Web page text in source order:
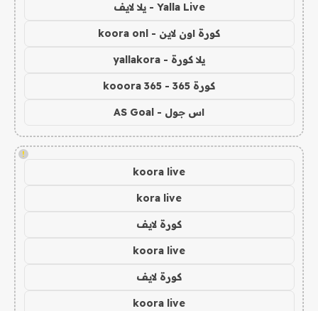
Yalla Live - يلا لايف
كورة اون لاين - koora onl
يلا كورة - yallakora
كورة 365 - kooora 365
اس جول - AS Goal
!
koora live
kora live
كورة لايف
koora live
كورة لايف
koora live